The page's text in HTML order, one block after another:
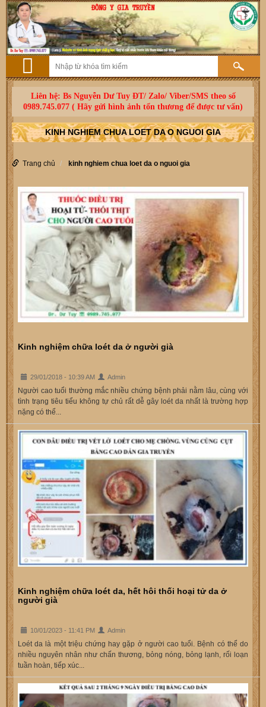
Liên hệ: Bs Nguyễn Dư Tuy ĐT/ Zalo/ Viber/SMS theo số
0989.745.077 ( Hãy gửi hình ảnh tổn thương để được tư vấn)
KINH NGHIEM CHUA LOET DA O NGUOI GIA
Trang chủ kinh nghiem chua loet da o nguoi gia
Kinh nghiệm chữa loét da ở người già
29/01/2018 - 10:39 AM Admin
Người cao tuổi thường mắc nhiều chứng bệnh phải nằm lâu, cùng với
tình trạng tiêu tiểu không tự chủ rất dễ gây loét da nhất là trường hợp
nặng có thể...
Kinh nghiệm chữa loét da, hết hôi thối hoại tử da ở
người già
10/01/2023 - 11:41 PM Admin
Loét da là một triệu chứng hay gặp ở người cao tuổi. Bệnh có thể do
nhiều nguyên nhân như chấn thương, bỏng nóng, bỏng lạnh, rối loạn
tuần hoàn, tiếp xúc...